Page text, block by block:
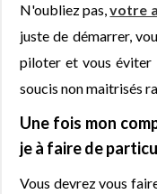
N'oubliez pas,votre
juste de démarrer,
piloter et vous éviter
soucis non maitrisés
Une fois mon
je à faire de
Vous devrez vous